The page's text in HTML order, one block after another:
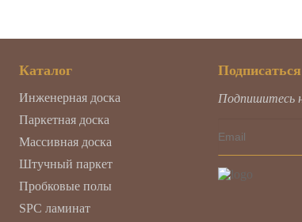
Каталог
Инженерная доска
Паркетная доска
Массивная доска
Штучный паркет
Пробковые полы
SPC ламинат
Подпишитесь